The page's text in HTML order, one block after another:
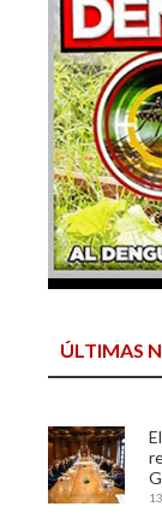
ÚLTIMAS